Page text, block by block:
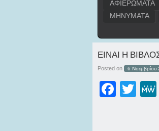
ΑΦΙΕΡΩΜΑΤΑ
ΜΗΝΥΜΑΤΑ
ΕΙΝΑΙ Η
Posted on 6 Νοεμβρίου
Facebook Twitter